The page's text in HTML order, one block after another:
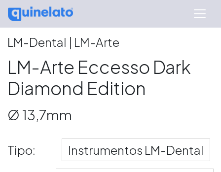
LM-Dental | LM-Arte
LM-Arte Eccesso Dark
Diamond Edition
Ø 13,7mm
Tipo: Instrumentos LM-Dental